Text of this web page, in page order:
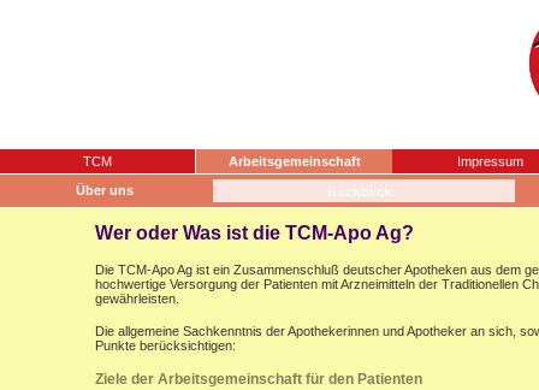
TCM Arbeitsgemeinschaft
Impressum
Über uns
Wer oder Was ist die TCM-Apo Ag?
Die TCM-Apo Ag ist ein Zusammenschluß deutscher Apotheken aus dem
hochwertige Versorgung der Patienten mit Arzneimitteln der Traditionellen
gewährleisten.
Die allgemeine Sachkenntnis der Apothekerinnen und Apotheker an sich,
Punkte berücksichtigen:
Ziele der Arbeitsgemeinschaft für den Patienten